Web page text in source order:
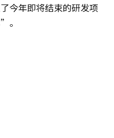
今年即将结束的研发项
。